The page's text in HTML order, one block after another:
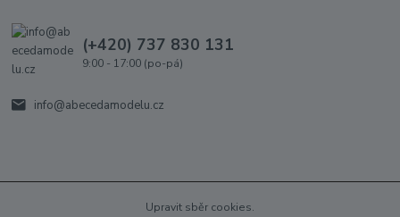
(+420) 737 830 131
9:00 - 17:00 (po-pá)
info@abecedamodelu.cz
Upravit sběr cookies.